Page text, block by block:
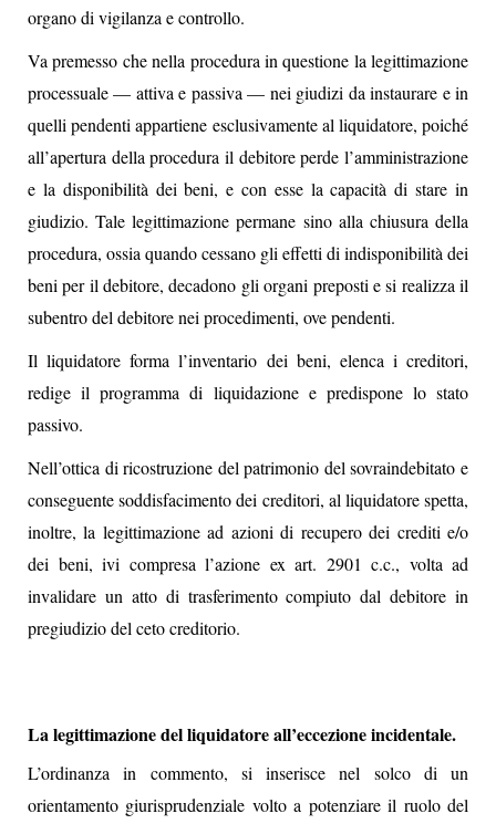
organo di vigilanza e controllo.
Va premesso che nella procedura in questione la legittimazione
processuale — attiva e passiva — nei giudizi da instaurare e in
quelli pendenti appartiene esclusivamente al liquidatore, poiché
all’apertura della procedura il debitore perde l’amministrazione
e la disponibilità dei beni, e con esse la capacità di stare in
giudizio. Tale legittimazione permane sino alla chiusura della
procedura, ossia quando cessano gli effetti di indisponibilità dei
beni per il debitore, decadono gli organi preposti e si realizza il
subentro del debitore nei procedimenti, ove pendenti.
Il liquidatore forma l’inventario dei beni, elenca i creditori,
redige il programma di liquidazione e predispone lo stato
passivo.
Nell’ottica di ricostruzione del patrimonio del sovraindebitato e
conseguente soddisfacimento dei creditori, al liquidatore spetta,
inoltre, la legittimazione ad azioni di recupero dei crediti e/o
dei beni, ivi compresa l’azione ex art. 2901 c.c., volta ad
invalidare un atto di trasferimento compiuto dal debitore in
pregiudizio del ceto creditorio.
La legittimazione del liquidatore all’eccezione incidentale.
L’ordinanza in commento, si inserisce nel solco di un
orientamento giurisprudenziale volto a potenziare il ruolo del